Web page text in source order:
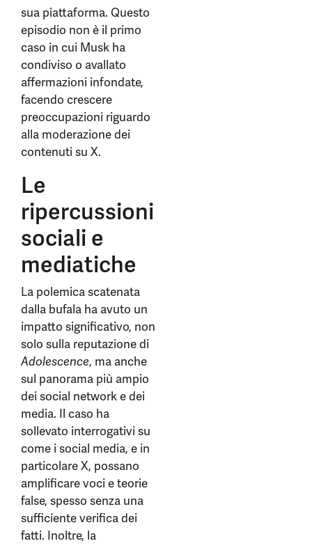
sua piattaforma. Questo
episodio non è il primo
caso in cui Musk ha
condiviso o avallato
affermazioni infondate,
facendo crescere
preoccupazioni riguardo
alla moderazione dei
contenuti su X.
Le
ripercussioni
sociali e
mediatiche
La polemica scatenata
dalla bufala ha avuto un
impatto significativo, non
solo sulla reputazione di
Adolescence, ma anche
sul panorama più ampio
dei social network e dei
media. Il caso ha
sollevato interrogativi su
come i social media, e in
particolare X, possano
amplificare voci e teorie
false, spesso senza una
sufficiente verifica dei
fatti. Inoltre, la